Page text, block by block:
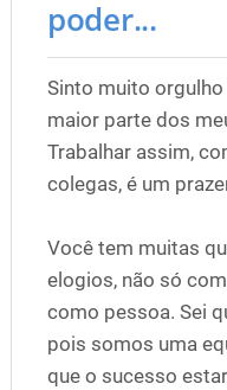
poder...
Sinto muito
maior parte dos
Trabalhar assim,
colegas, é um
Você tem muitas
elogios, não só
como pessoa. Sei
pois somos uma
que o sucesso